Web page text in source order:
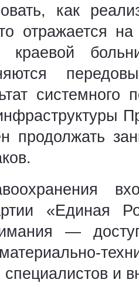
как
отражается
системного
продолжать
«Единая
—
и